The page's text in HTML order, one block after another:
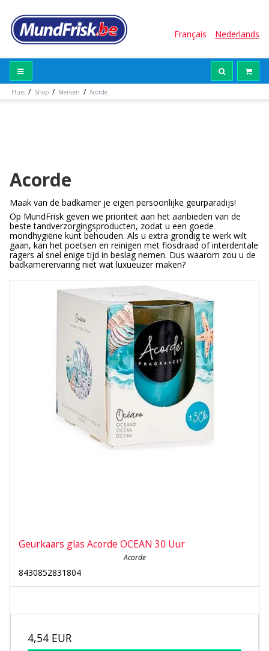
Français Nederlands
Huis / Shop / Merken / Acorde
Acorde
Maak van de badkamer je eigen persoonlijke geurparadijs!
Op MundFrisk geven we prioriteit aan het aanbieden van de
beste tandverzorgingsproducten, zodat u een goede
mondhygiëne kunt behouden. Als u extra grondig te werk wilt
gaan, kan het poetsen en reinigen met flosdraad of interdentale
ragers al snel enige tijd in beslag nemen. Dus waarom zou u de
badkamerervaring niet wat luxueuzer maken?
Geurkaars glas Acorde OCEAN 30 Uur
Acorde
8430852831804
4,54 EUR